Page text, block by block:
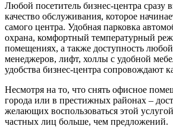
Любой посетитель бизнес-центра сразу
качество обслуживания, которое
самого центра. Удобная парковка
охрана, комфортный температурный
помещениях, а также доступность
менеджеров, лифт, холлы с удобной
удобства бизнес-центра сопровождают
Несмотря на то, что снять офисное
города или в престижных районах –
желающих воспользоваться этой
частных лиц больше, чем предложений.